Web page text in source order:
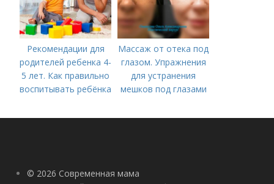
Рекомендации для
родителей ребенка 4-
5 лет. Как правильно
воспитывать ребёнка
Массаж от отека под
глазом. Упражнения
для устранения
мешков под глазами
© 2026 Современная мама